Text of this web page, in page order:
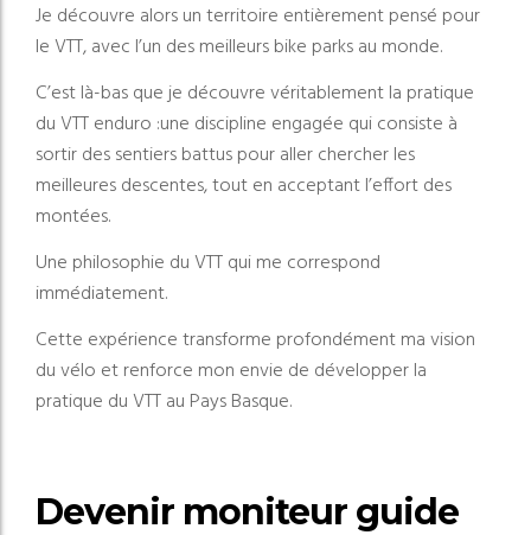
Je découvre alors un territoire entièrement pensé pour
le VTT, avec l’un des meilleurs bike parks au monde.
C’est là-bas que je découvre véritablement la pratique
du VTT enduro :une discipline engagée qui consiste à
sortir des sentiers battus pour aller chercher les
meilleures descentes, tout en acceptant l’effort des
montées.
Une philosophie du VTT qui me correspond
immédiatement.
Cette expérience transforme profondément ma vision
du vélo et renforce mon envie de développer la
pratique du VTT au Pays Basque.
Devenir moniteur guide